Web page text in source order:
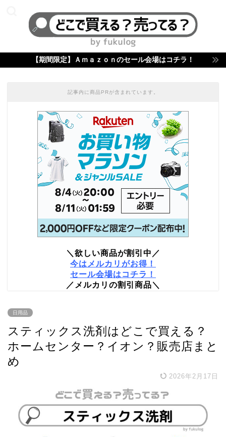
【期間限定】Ａｍａｚｏｎのセール会場はコチラ！
記事内に商品PRが含まれています。
＼欲しい商品が割引中／
今はメルカリがお得！
セール会場はコチラ！
／メルカリの割引商品＼
日用品
スティックス洗剤はどこで買える？
ホームセンター？イオン？販売店まと
め
2026年2月17日